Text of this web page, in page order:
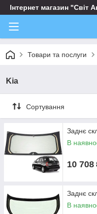
Інтернет магазин "Світ
Товари та послуги
Kia
Сортування
Заднє
В
10 708
Заднє
В